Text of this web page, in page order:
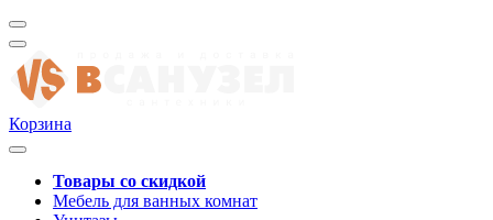
Корзина
Товары со скидкой
Мебель для ванных комнат